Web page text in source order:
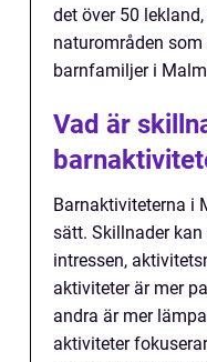
det över 50
naturområden
barnfamiljer i
Vad är
Barnaktiviteterna i
sätt. Skillnader
intressen,
aktiviteter är mer
andra är mer
aktiviteter